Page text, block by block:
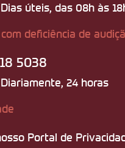
Dias úteis, das 08h às
deficiência de
5038
Diariamente, 24 horas
Portal de